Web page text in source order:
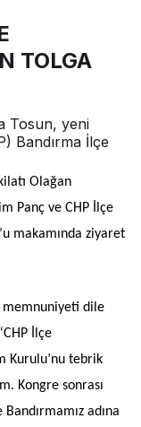
TOLGA
Tosun, yeni
Bandırma İlçe
Olağan
Panç ve CHP İlçe
makamında ziyaret
memnuniyeti dile
İlçe
Kurulu’nu tebrik
Kongre sonrası
adına